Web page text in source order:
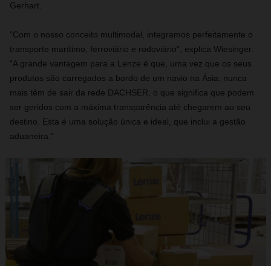
Gerhart.
"Com o nosso conceito multimodal, integramos perfeitamente o
transporte marítimo, ferroviário e rodoviário", explica Wiesinger.
"A grande vantagem para a Lenze é que, uma vez que os seus
produtos são carregados a bordo de um navio na Ásia, nunca
mais têm de sair da rede DACHSER, o que significa que podem
ser geridos com a máxima transparência até chegarem ao seu
destino. Esta é uma solução única e ideal, que inclui a gestão
aduaneira."